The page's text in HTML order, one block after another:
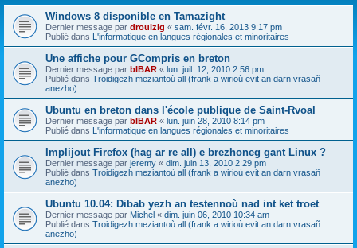
Windows 8 disponible en Tamazight
Dernier message par drouizig « sam. févr. 16, 2013 9:17 pm
Publié dans L'informatique en langues régionales et minoritaires
Une affiche pour GCompris en breton
Dernier message par bIBAR « lun. juil. 12, 2010 2:56 pm
Publié dans Troidigezh meziantoù all (frank a wirioù evit an darn vrasañ
anezho)
Ubuntu en breton dans l'école publique de Saint-Rvoal
Dernier message par bIBAR « lun. juin 28, 2010 8:14 pm
Publié dans L'informatique en langues régionales et minoritaires
Implijout Firefox (hag ar re all) e brezhoneg gant Linux ?
Dernier message par jeremy « dim. juin 13, 2010 2:29 pm
Publié dans Troidigezh meziantoù all (frank a wirioù evit an darn vrasañ
anezho)
Ubuntu 10.04: Dibab yezh an testennoù nad int ket troet
Dernier message par Michel « dim. juin 06, 2010 10:34 am
Publié dans Troidigezh meziantoù all (frank a wirioù evit an darn vrasañ
anezho)